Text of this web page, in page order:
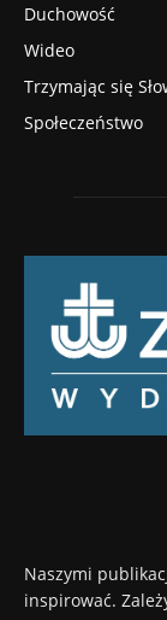
Duchowość
Wideo
Trzymając się
Społeczeństwo
Naszymi
inspirować.